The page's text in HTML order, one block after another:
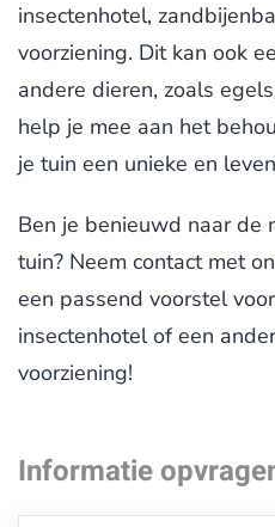
insectenhotel,
voorziening. Dit kan ook
andere dieren, zoals
help je mee aan het
je tuin een unieke en
Ben je benieuwd naar de
tuin? Neem contact met
een passend voorstel
insectenhotel of een
voorziening!
Informatie